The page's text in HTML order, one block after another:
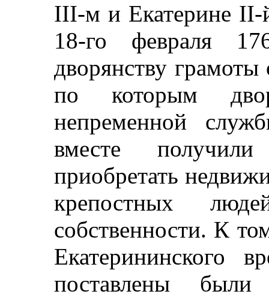
III-м и Екатерине II-
18-го февраля
дворянству грамоты
по которым
непременной
вместе
приобретать
крепостных
собственности. К
Екатерининского
поставлены